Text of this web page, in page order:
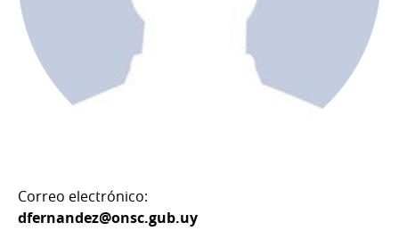
Correo electrónico:
dfernandez@onsc.gub.uy